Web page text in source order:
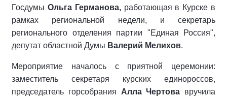
Госдумы Ольга Германова,работающая в Курске в
рамках региональной недели, и секретарь
регионального отделения партии "Единая Россия",
депутат областной Думы Валерий Мелихов.
Мероприятие началось с приятной церемонии:
заместитель секретаря курских единороссов,
председатель горсобрания Алла Чертова вручила